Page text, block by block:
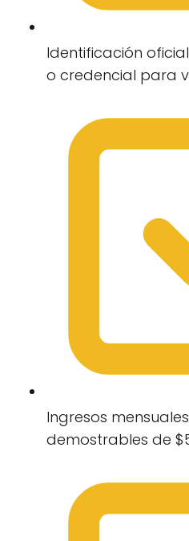
Identificación
o credencial para
Ingresos
demostrables de